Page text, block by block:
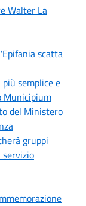
Walter La
scatta
semplice e
Municipium
del Ministero
gruppi